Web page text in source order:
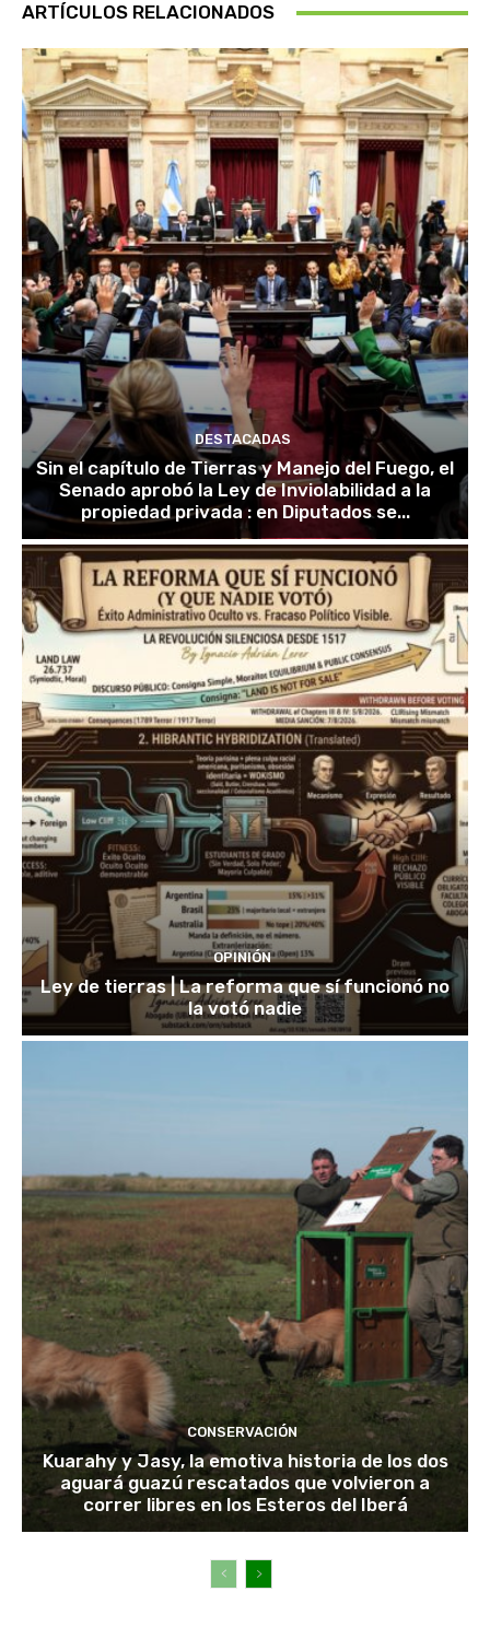
ARTÍCULOS RELACIONADOS
DESTACADAS
Sin el capítulo de Tierras y Manejo del Fuego, el
Senado aprobó la Ley de Inviolabilidad a la
propiedad privada : en Diputados se...
OPINIÓN
Ley de tierras | La reforma que sí funcionó no
la votó nadie
CONSERVACIÓN
Kuarahy y Jasy, la emotiva historia de los dos
aguará guazú rescatados que volvieron a
correr libres en los Esteros del Iberá